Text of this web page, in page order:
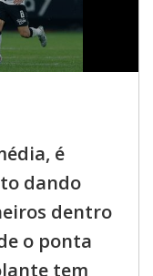
é
dando
dentro
o ponta
tem